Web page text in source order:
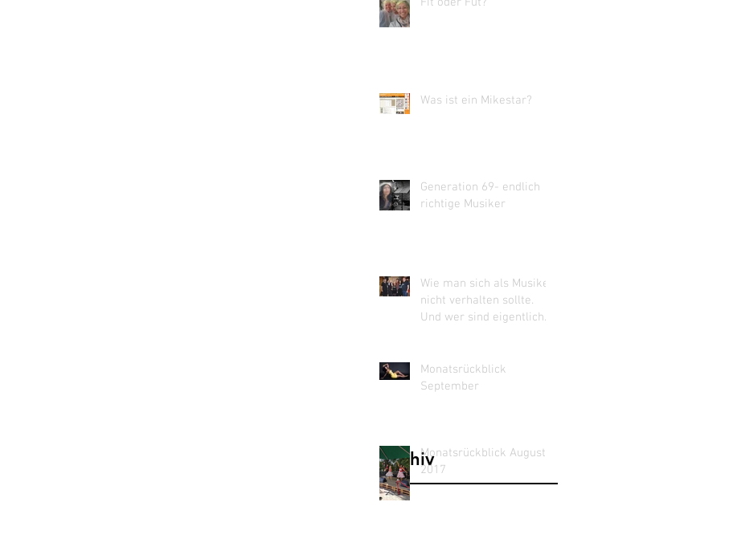
Archiv
Was ist ein Mikestar?
Generation 69- endlich
richtige Musiker
Wie man sich als Musiker
nicht verhalten sollte.
Und wer sind eigentlich
Monatsrückblick
September
Monatsrückblick August
2017